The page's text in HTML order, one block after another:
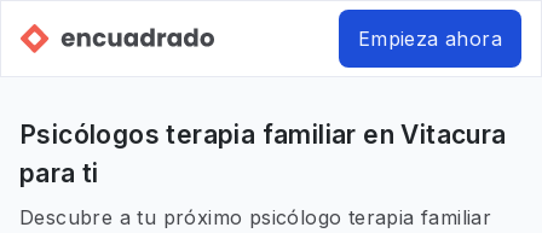
Empieza ahora
Psicólogos terapia familiar en Vitacura
para ti
Descubre a tu próximo psicólogo terapia familiar